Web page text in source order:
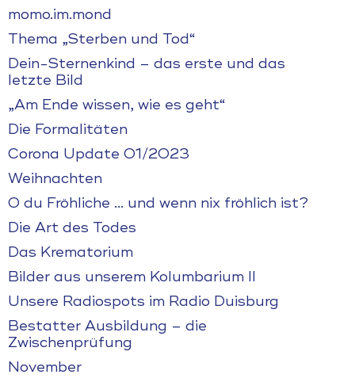
momo.im.mond
Thema „Sterben und Tod“
Dein-Sternenkind – das erste und das
letzte Bild
„Am Ende wissen, wie es geht“
Die Formalitäten
Corona Update 01/2023
Weihnachten
O du Fröhliche … und wenn nix fröhlich ist?
Die Art des Todes
Das Krematorium
Bilder aus unserem Kolumbarium II
Unsere Radiospots im Radio Duisburg
Bestatter Ausbildung – die
Zwischenprüfung
November